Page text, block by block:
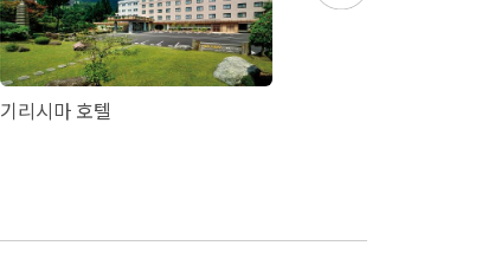
기리시마 호텔